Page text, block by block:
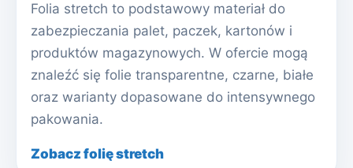
Folia stretch to podstawowy materiał do
zabezpieczania palet, paczek, kartonów i
produktów magazynowych. W ofercie mogą
znaleźć się folie transparentne, czarne, białe
oraz warianty dopasowane do intensywnego
pakowania.
Zobacz folię stretch